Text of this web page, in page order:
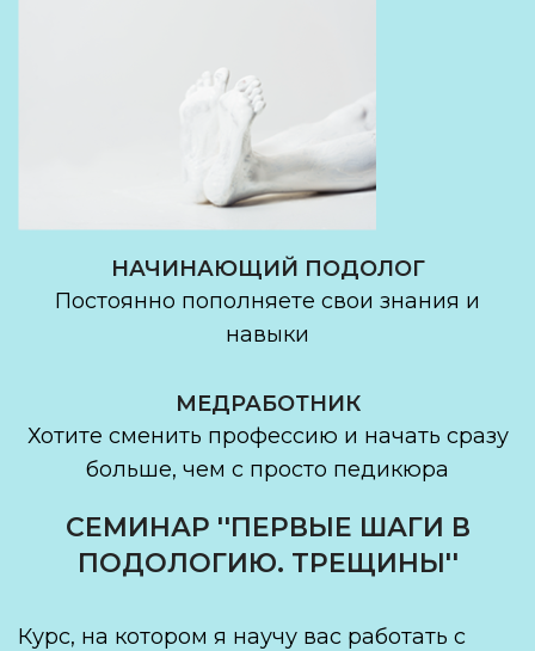
НАЧИНАЮЩИЙ ПОДОЛОГ
Постоянно пополняете свои знания и
навыки
МЕДРАБОТНИК
Хотите сменить профессию и начать сразу
больше, чем с просто педикюра
СЕМИНАР ''ПЕРВЫЕ ШАГИ В
ПОДОЛОГИЮ. ТРЕЩИНЫ''
Курс, на котором я научу вас работать с